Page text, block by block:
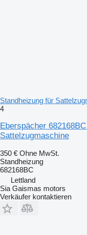
Standheizung für
4
Eberspächer
Sattelzugmaschine
350 € Ohne MwSt.
Standheizung
682168BC
Lettland
Sia Gaismas motors
Verkäufer kontaktieren